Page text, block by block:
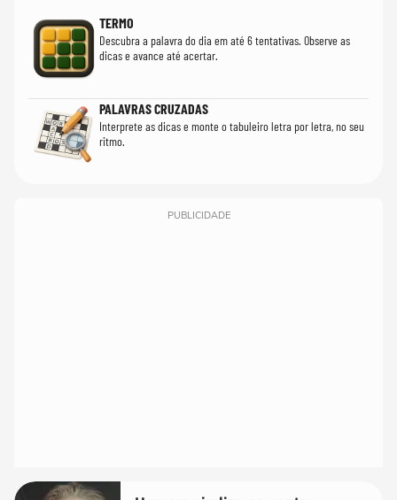
TERMO
Descubra a palavra do dia em até 6 tentativas. Observe as
dicas e avance até acertar.
PALAVRAS CRUZADAS
Interprete as dicas e monte o tabuleiro letra por letra, no seu
ritmo.
PUBLICIDADE